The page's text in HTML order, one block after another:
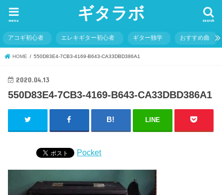
ギタラボ search
menu
アコギ初心者 エレキギター初心者 ギター独学 おすすめ曲
HOME 550D83E4-7CB3-4169-B643-CA33DBD386A1
2020.04.13
550D83E4-7CB3-4169-B643-CA33DBD386A1
LINE
Pocket